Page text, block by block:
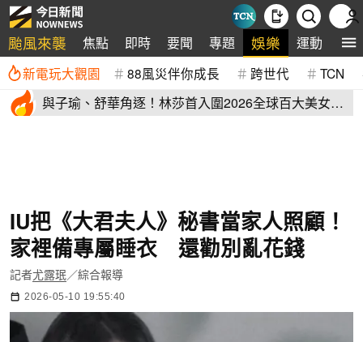
颱風來襲 焦點 即時 要聞 專題 娛樂 運動 全
新電玩大觀園 88風災伴你成長 跨世代 TCN
與子瑜、舒華角逐！林莎首入圍2026全球百大美女
IU把《大君夫人》秘書當家人照顧！
家裡備專屬睡衣 還勸別亂花錢
記者尤露珉／綜合報導
2026-05-10 19:55:40